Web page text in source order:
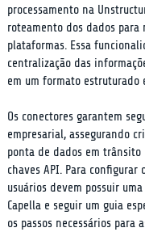
processamento na
roteamento dos dados para
plataformas. Essa
centralização das
em um formato estruturado
Os conectores garantem
empresarial, assegurando
ponta de dados em trânsito
chaves API. Para configurar
usuários devem possuir
Capella e seguir um guia
os passos necessários para